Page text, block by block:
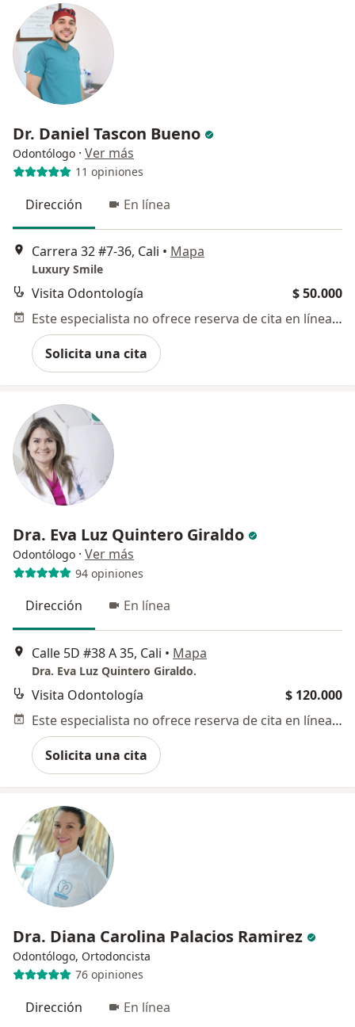
Dr. Daniel Tascon Bueno
Odontólogo · Ver más
11 opiniones
Dirección En línea
Carrera 32 #7-36, Cali • Mapa
Luxury Smile
Visita Odontología
$ 50.000
Este especialista no ofrece reserva de cita en línea en esta dirección.
Solicita una cita
Dra. Eva Luz Quintero Giraldo
Odontólogo · Ver más
94 opiniones
Dirección En línea
Calle 5D #38 A 35, Cali • Mapa
Dra. Eva Luz Quintero Giraldo.
Visita Odontología
$ 120.000
Este especialista no ofrece reserva de cita en línea en esta dirección.
Solicita una cita
Dra. Diana Carolina Palacios Ramirez
Odontólogo, Ortodoncista
76 opiniones
Dirección En línea